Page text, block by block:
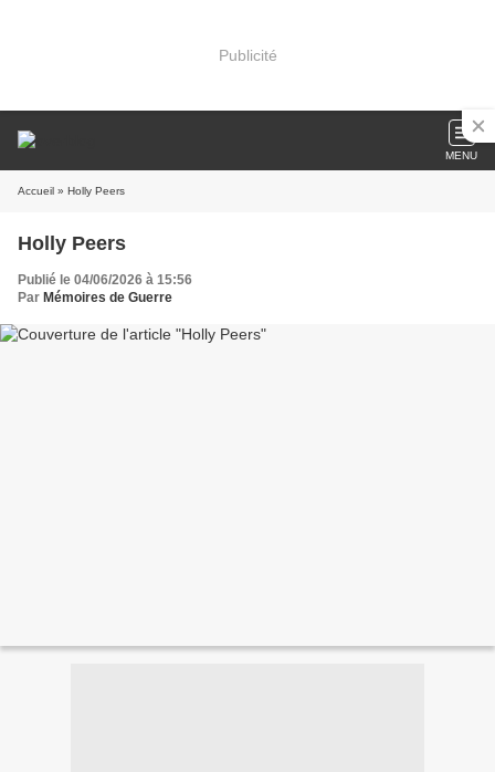
Publicité
MENU
Accueil » Holly Peers
Holly Peers
Publié le 04/06/2026 à 15:56
Par Mémoires de Guerre